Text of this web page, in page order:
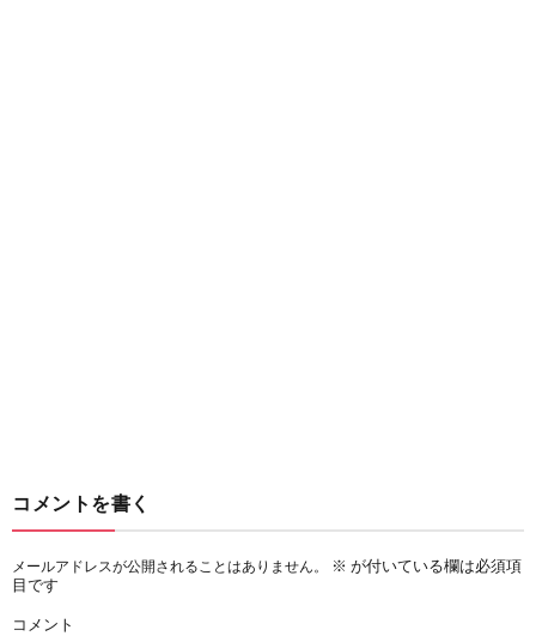
コメントを書く
メールアドレスが公開されることはありません。 ※ が付いている欄は必須項
目です
コメント